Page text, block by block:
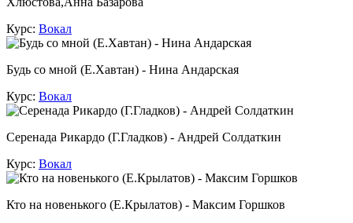
Курс: Вокал
Будь со мной (Е.Хавтан) - Нина Андарская
Курс: Вокал
Серенада Рикардо (Г.Гладков) - Андрей Солдаткин
Курс: Вокал
Кто на новенького (Е.Крылатов) - Максим Горшков